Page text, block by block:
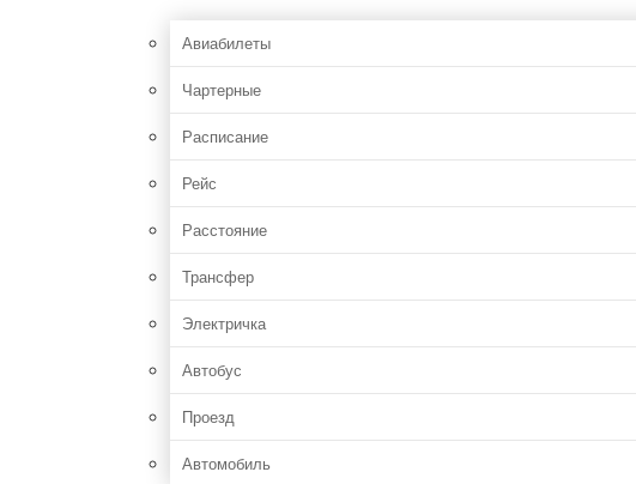
Авиабилеты
Чартерные
Расписание
Рейс
Расстояние
Трансфер
Электричка
Автобус
Проезд
Автомобиль